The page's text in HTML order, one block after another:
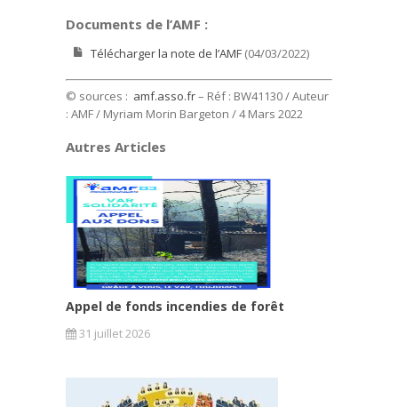
Documents de l’AMF :
Télécharger la note de l’AMF(04/03/2022)
© sources : amf.asso.fr– Réf : BW41130 / Auteur
: AMF / Myriam Morin Bargeton / 4 Mars 2022
Autres Articles
Appel de fonds incendies de forêt
31 juillet 2026